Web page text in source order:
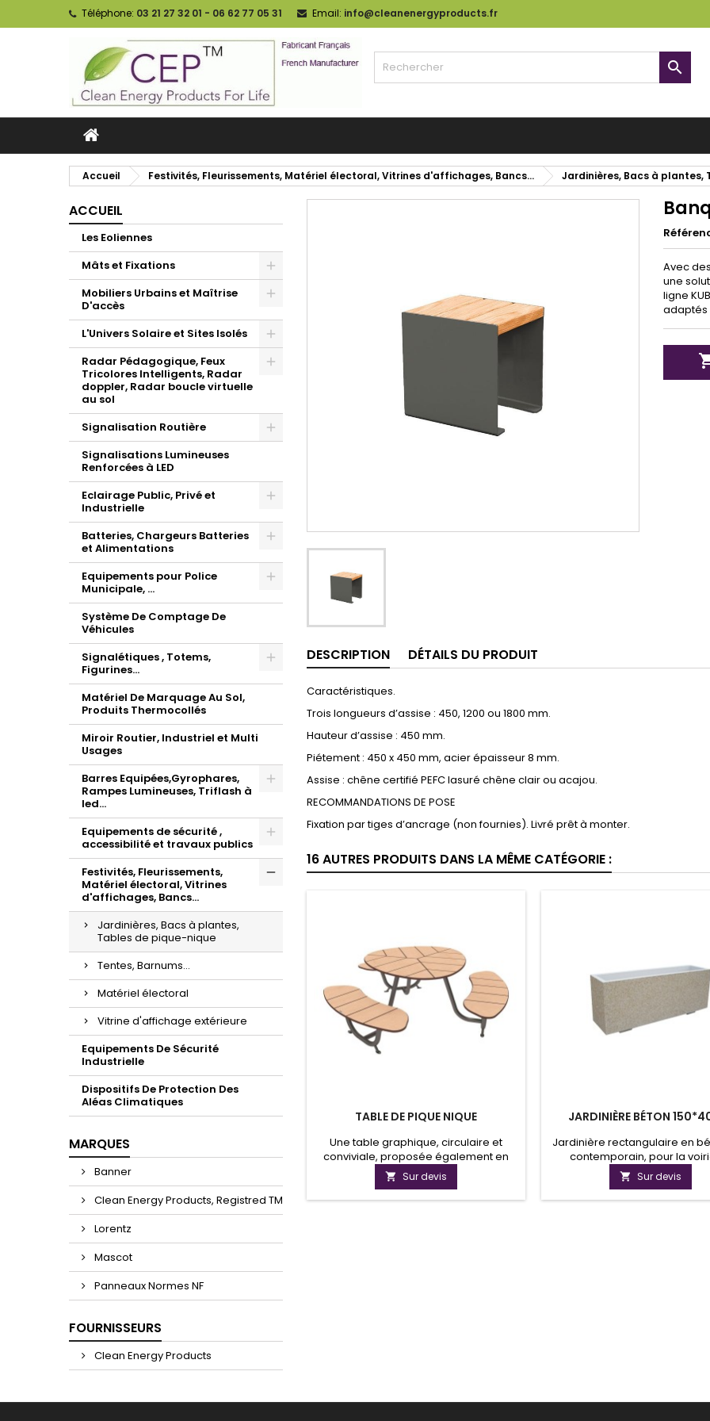
Téléphone: 03 21 27 32 01 - 06 62 77 05 31 Email: info@cleanenergyproducts.fr

Accueil Festivités, Fleurissements, Matériel électoral, Vitrines d'affichages, Bancs... Jardinières, Bacs à plantes,
ACCUEIL
Les Eoliennes
Mâts et Fixations
Mobiliers Urbains et Maîtrise
D'accès
L'Univers Solaire et Sites Isolés
Radar Pédagogique, Feux
Tricolores Intelligents, Radar
doppler, Radar boucle virtuelle
au sol
Signalisation Routière
Signalisations Lumineuses
Renforcées à LED
Eclairage Public, Privé et
Industrielle
Batteries, Chargeurs Batteries
et Alimentations
Equipements pour Police
Municipale, ...
Système De Comptage De
Véhicules
Signalétiques , Totems,
Figurines...
Matériel De Marquage Au Sol,
Produits Thermocollés
Miroir Routier, Industriel et Multi
Usages
Barres Equipées,Gyrophares,
Rampes Lumineuses, Triflash à
led...
Equipements de sécurité ,
accessibilité et travaux publics
Festivités, Fleurissements,
Matériel électoral, Vitrines
d'affichages, Bancs...
Jardinières, Bacs à plantes,
Tables de pique-nique
Tentes, Barnums...
Matériel électoral
Vitrine d'affichage extérieure
Equipements De Sécurité
Industrielle
Dispositifs De Protection Des
Aléas Climatiques
MARQUES
Banner
Clean Energy Products, Registred TM
Lorentz
Mascot
Panneaux Normes NF
FOURNISSEURS
Clean Energy Products
Avec
une
ligne
adaptés
DESCRIPTION DÉTAILS DU PRODUIT
Caractéristiques.
Trois longueurs d’assise : 450, 1200 ou 1800 mm.
Hauteur d’assise : 450 mm.
Piétement : 450 x 450 mm, acier épaisseur 8 mm.
Assise : chêne certifié PEFC lasuré chêne clair ou acajou.
RECOMMANDATIONS DE POSE
Fixation par tiges d’ancrage (non fournies). Livré prêt à monter.
16 AUTRES PRODUITS DANS LA MÊME CATÉGORIE :
TABLE DE PIQUE NIQUE
Une table graphique, circulaire et
conviviale, proposée également en
version PMR avec un espacement
entre les assises pour le passage d'un
fauteuil roulant.
 Sur devis
JARDINIÈRE BÉTON
Jardinière rectangulaire en
contemporain, pour la
aménagement de
parkings. Ce bac à fleurs
béton blanc ou gravillons
 Sur devis